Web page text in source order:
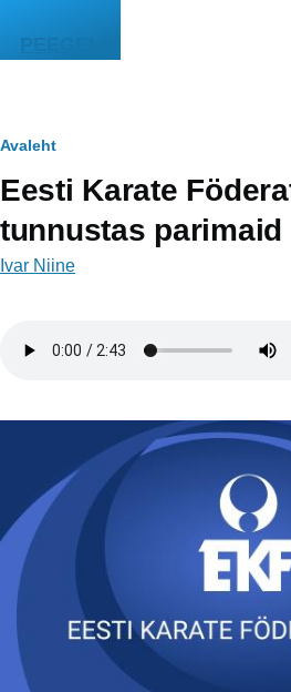
PEEGEL
Leivapuru
Avaleht
Eesti Karate
tunnustas
Ivar Niine